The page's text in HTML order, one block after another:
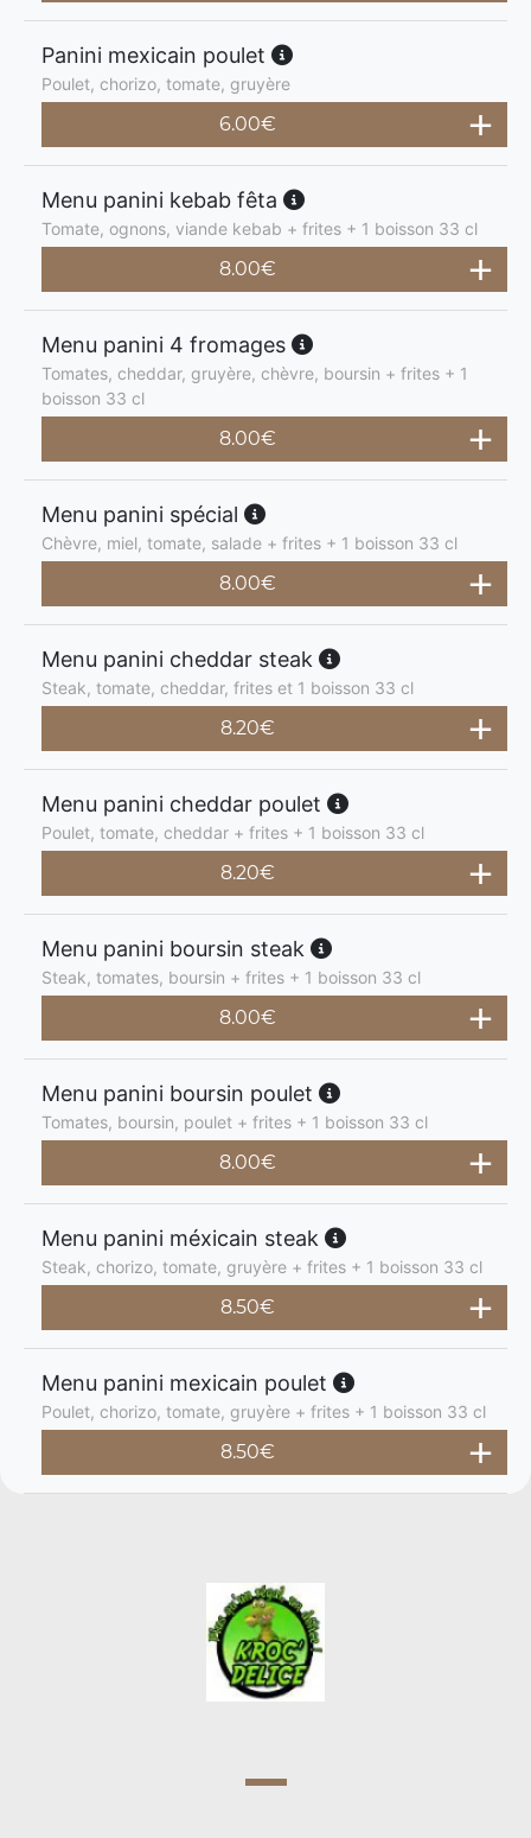
Panini mexicain poulet
Poulet, chorizo, tomate, gruyère
6.00€
Menu panini kebab fêta
Tomate, ognons, viande kebab + frites + 1 boisson 33 cl
8.00€
Menu panini 4 fromages
Tomates, cheddar, gruyère, chèvre, boursin + frites + 1
boisson 33 cl
8.00€
Menu panini spécial
Chèvre, miel, tomate, salade + frites + 1 boisson 33 cl
8.00€
Menu panini cheddar steak
Steak, tomate, cheddar, frites et 1 boisson 33 cl
8.20€
Menu panini cheddar poulet
Poulet, tomate, cheddar + frites + 1 boisson 33 cl
8.20€
Menu panini boursin steak
Steak, tomates, boursin + frites + 1 boisson 33 cl
8.00€
Menu panini boursin poulet
Tomates, boursin, poulet + frites + 1 boisson 33 cl
8.00€
Menu panini méxicain steak
Steak, chorizo, tomate, gruyère + frites + 1 boisson 33 cl
8.50€
Menu panini mexicain poulet
Poulet, chorizo, tomate, gruyère + frites + 1 boisson 33 cl
8.50€